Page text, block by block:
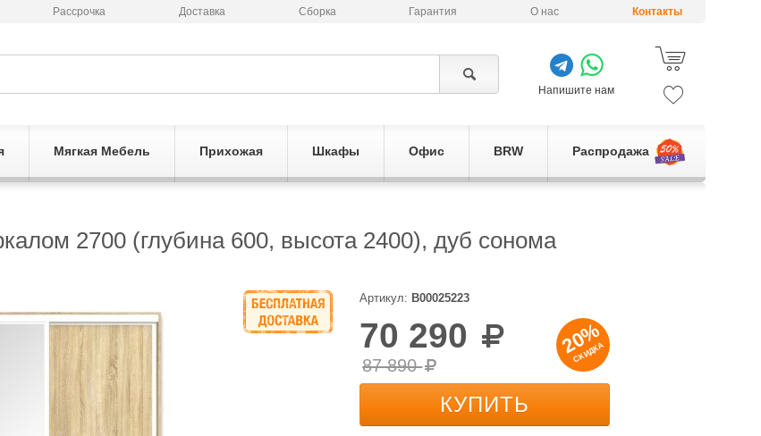
Рассрочка Доставка Сборка Гарантия О нас Контакты
Напишите нам
Мягкая Мебель Прихожая Шкафы Офис BRW Распродажа
2700 (глубина 600, высота 2400), дуб сонома
Артикул: B00025223
70 290
87 890
20%
СКИДКА
КУПИТЬ